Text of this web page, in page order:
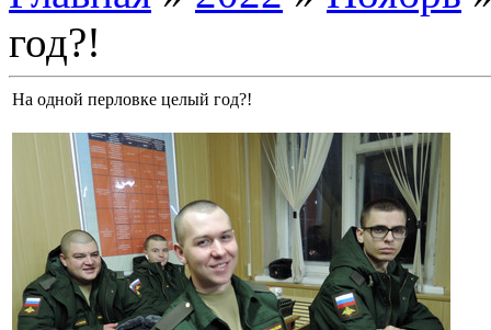
год?!
На одной перловке целый год?!